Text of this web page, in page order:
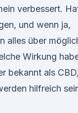
verbessert.
und wenn ja,
alles über
Wirkung
bekannt als
hilfreich